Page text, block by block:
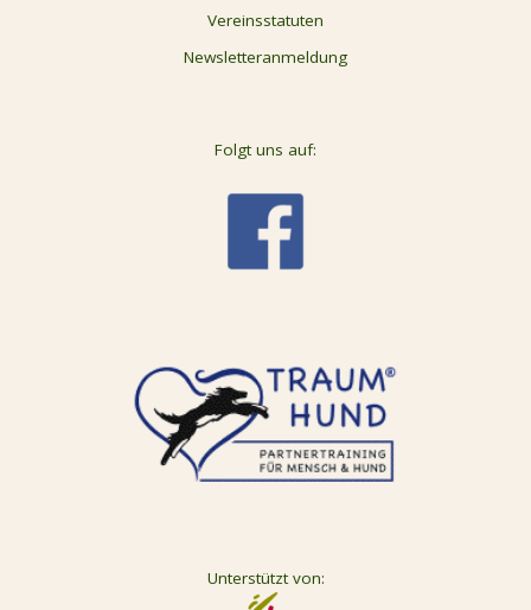
Vereinsstatuten
Newsletteranmeldung
Folgt uns auf:
Unterstützt von: